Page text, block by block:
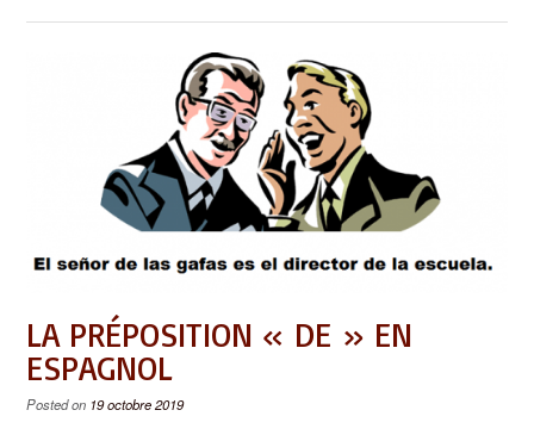
LA PRÉPOSITION « DE » EN
ESPAGNOL
Posted on 19 octobre 2019